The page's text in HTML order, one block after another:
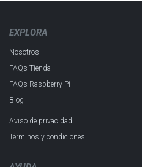
EXPLORA
Nosotros
FAQs Tienda
FAQs Raspberry Pi
Blog
Aviso de privacidad
Términos y condiciones